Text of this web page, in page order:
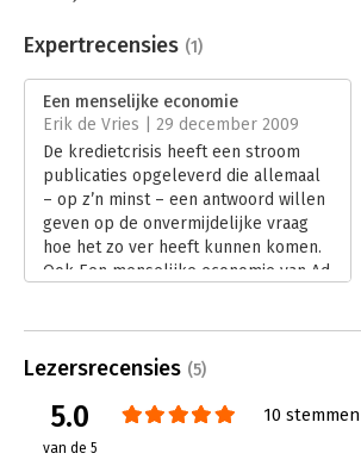
Bestandsformaat:
epub
Uitgever:
Uitgeverij Aspekt
Druk:
1
Verschijningsdatum:
12-8-2016
Hoofdrubriek: Economie
Expertrecensies (1)
Een menselijke economie
Erik de Vries | 29 december 2009
De kredietcrisis heeft een stroom
publicaties opgeleverd die allemaal
– op z’n minst – een antwoord willen
geven op de onvermijdelijke vraag
hoe het zo ver heeft kunnen komen.
Ook Een menselijke economie van Ad
Maar hij blijft niet oeverloos
ons reeds is overkomen. Broere is
geïnteresseerd in het vinden van een
Lezersrecensies (5)
5.0
van de 5
10 stemmen